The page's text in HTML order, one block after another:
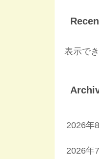
表示で
2026年
2026年